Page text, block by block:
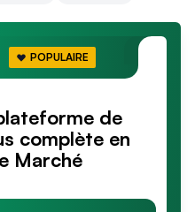
POPULAIRE
de
complète en
Marché